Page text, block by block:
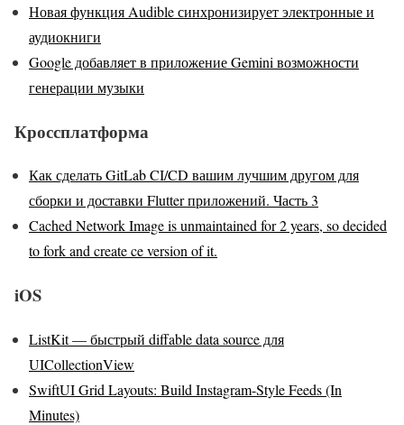
Новая функция Audible синхронизирует электронные и
аудиокниги
Google добавляет в приложение Gemini возможности
генерации музыки
Кроссплатформа
Как сделать GitLab CI/CD вашим лучшим другом для
сборки и доставки Flutter приложений. Часть 3
Cached Network Image is unmaintained for 2 years, so decided
to fork and create ce version of it.
iOS
ListKit — быстрый diffable data source для
UICollectionView
SwiftUI Grid Layouts: Build Instagram-Style Feeds (In
Minutes)